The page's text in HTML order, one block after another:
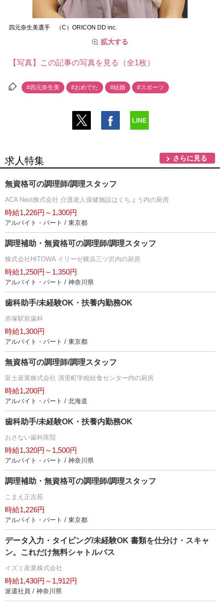
四元奈生美選手 （C）ORICON DD inc.
拡大する
【写真】この記事の写真を見る（全1枚）
#四元奈生美 #おめでた #結婚 #スポーツ
求人特集 さらに見る
無資格可の調理師/調理スタッフ
ACA Next株式会社 介護老人保健施設はくちょう内の厨房
時給1,226円～1,300円
アルバイト・パート / 東京都
調理補助・無資格可の調理師/調理スタッフ
株式会社HITOWA イリーゼ横浜三ツ沢内の厨房
時給1,250円～1,350円
アルバイト・パート / 神奈川県
歯科助手/未経験OK・扶養内勤務OK
赤塚駅前歯科
時給1,300円
アルバイト・パート / 東京都
無資格可の調理師/調理スタッフ
富士産業株式会社 清里町学校給食センター内の厨房
時給1,200円
アルバイト・パート / 北海道
歯科助手/未経験OK・扶養内勤務OK
おさない歯科医院
時給1,320円～1,500円
アルバイト・パート / 神奈川県
調理補助・無資格可の調理師/調理スタッフ
こまえ正吉苑
時給1,226円
アルバイト・パート / 東京都
データ入力・タイピング/未経験OK 書類を仕分け・スキャ
ン。これだけ無料シャトルバス
イズミ産業株式会社
時給1,430円～1,912円
派遣社員 / 神奈川県